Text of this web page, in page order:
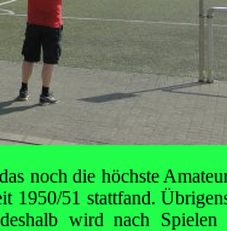
noch die höchste
1950/51 stattfand.
wird nach